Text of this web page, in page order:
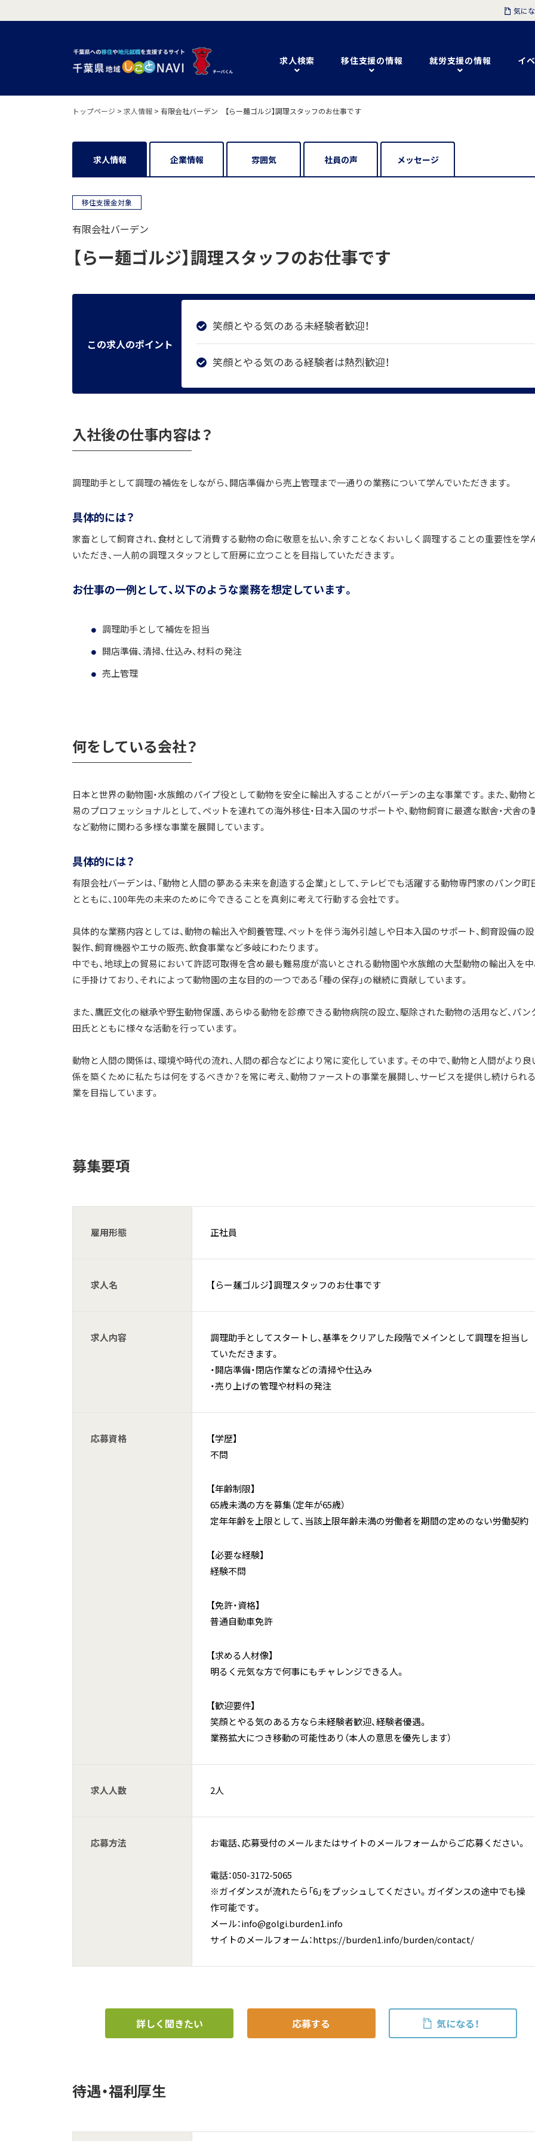
求人検索 移住支援の情報 就労支援の情報 イ
気に
トップページ > 求人情報 > 有限会社バーデン 【らー麺ゴルジ】調理スタッフのお仕事です
求人情報 企業情報 雰囲気 社員の声 メッセージ
移住支援金対象
有限会社バーデン
【らー麺ゴルジ】調理スタッフのお仕事です
この求人のポイント
笑顔とやる気のある未経験者歓迎！
笑顔とやる気のある経験者は熱烈歓迎！
入社後の仕事内容は？
調理助手として調理の補佐をしながら、開店準備から売上管理まで一通りの業務について学んでいただきます。
具体的には？
家畜として飼育され、食材として消費する動物の命に敬意を払い、余すことなくおいしく調理することの重要性を学
いただき、一人前の調理スタッフとして厨房に立つことを目指していただきます。
お仕事の一例として、以下のような業務を想定しています。
調理助手として補佐を担当
開店準備、清掃、仕込み、材料の発注
売上管理
何をしている会社？
日本と世界の動物園・水族館のパイプ役として動物を安全に輸出入することがバーデンの主な事業です。また、動物
易のプロフェッショナルとして、ペットを連れての海外移住・日本入国のサポートや、動物飼育に最適な獣舎・犬舎の
など動物に関わる多様な事業を展開しています。
具体的には？
有限会社バーデンは、「動物と人間の夢ある未来を創造する企業」として、テレビでも活躍する動物専門家のパンク町
とともに、100年先の未来のために今できることを真剣に考えて行動する会社です。
具体的な業務内容としては、動物の輸出入や飼養管理、ペットを伴う海外引越しや日本入国のサポート、飼育設備の設
製作、飼育機器やエサの販売、飲食事業など多岐にわたります。
中でも、地球上の貿易において許認可取得を含め最も難易度が高いとされる動物園や水族館の大型動物の輸出入を
に手掛けており、それによって動物園の主な目的の一つである「種の保存」の継続に貢献しています。
また、鷹匠文化の継承や野生動物保護、あらゆる動物を診療できる動物病院の設立、駆除された動物の活用など、パン
田氏とともに様々な活動を行っています。
動物と人間の関係は、環境や時代の流れ、人間の都合などにより常に変化しています。その中で、動物と人間がより良
係を築くために私たちは何をするべきか？を常に考え、動物ファーストの事業を展開し、サービスを提供し続けられ
業を目指しています。
募集要項
雇用形態 正社員
求人名 【らー麺ゴルジ】調理スタッフのお仕事です
求人内容
調理助手としてスタートし、基準をクリアした段階でメインとして調理を担当し
ていただきます。
・開店準備・閉店作業などの清掃や仕込み
・売り上げの管理や材料の発注
応募資格
【学歴】
不問
【年齢制限】
65歳未満の方を募集（定年が65歳）
定年年齢を上限として、当該上限年齢未満の労働者を期間の定めのない労働契約
【必要な経験】
経験不問
【免許・資格】
普通自動車免許
【求める人材像】
明るく元気な方で何事にもチャレンジできる人。
【歓迎要件】
笑顔とやる気のある方なら未経験者歓迎、経験者優遇。
業務拡大につき移動の可能性あり（本人の意思を優先します）
求人人数 2人
応募方法 お電話、応募受付のメールまたはサイトのメールフォームからご応募ください。
電話：050-3172-5065
※ガイダンスが流れたら「6」をプッシュしてください。ガイダンスの途中でも操
作可能です。
メール：info@golgi.burden1.info
サイトのメールフォーム：https://burden1.info/burden/contact/
詳しく聞きたい 応募する 気になる！
待遇・福利厚生